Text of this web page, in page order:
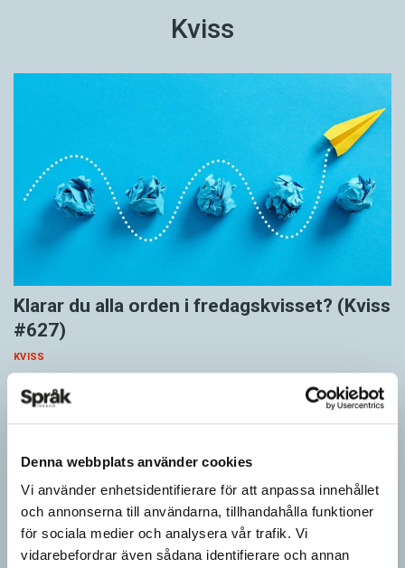
Denna webbplats använder cookies
Vi använder enhetsidentifierare för att anpassa innehållet
och annonserna till användarna, tillhandahålla funktioner
för sociala medier och analysera vår trafik. Vi
vidarebefordrar även sådana identifierare och annan
Kviss
Klarar du alla orden i fredagskvisset? (Kviss
#627)
KVISS
hämtade ur Svenska Akademiens ordlista.